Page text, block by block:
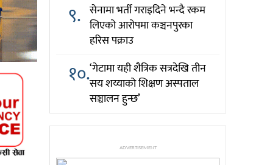
९. सेनामा भर्ती गराइदिने भन्दै रकम
लिएको आरोपमा कञ्चनपुरका
हरिस पक्राउ
१०.‘गेटामा यही शैत्रिक सत्रदेखि तीन
सय शय्याको शिक्षण अस्पताल
सञ्चालन हुन्छ’
ADVERTISEMENT